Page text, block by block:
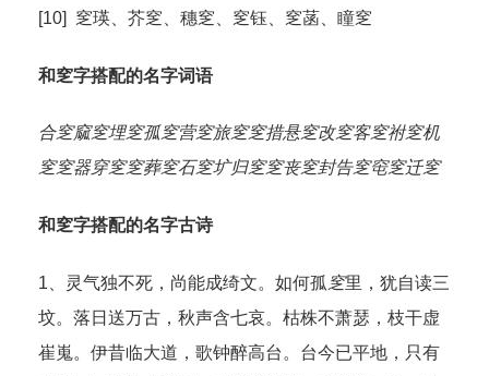
[10] 窆瑛、芥窆、穗窆、窆钰、窆菡、瞳窆
和窆字搭配的名字词语
合窆窳窆埋窆孤窆营窆旅窆窆措悬窆改窆客窆祔窆机
窆窆器穿窆窆葬窆石窆圹归窆窆丧窆封告窆窀窆迁窆
和窆字搭配的名字古诗
1、灵气独不死，尚能成绮文。如何孤 窆里，犹自读三
坟。落日送万古，秋声含七哀。枯株不萧瑟，枝干虚
崔嵬。伊昔临大道，歌钟醉高台。台今已平地，只有